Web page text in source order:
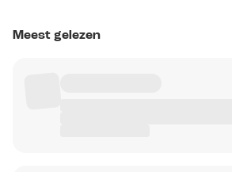
Meest gelezen